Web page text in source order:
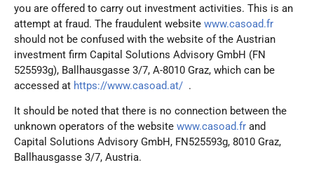
Downloads
General customer information
you are offered to carry out investment activities. This is an
attempt at fraud. The fraudulent website www.casoad.fr
should not be confused with the website of the Austrian
investment firm Capital Solutions Advisory GmbH (FN
525593g), Ballhausgasse 3/7, A-8010 Graz, which can be
accessed at https://www.casoad.at/ .
It should be noted that there is no connection between the
unknown operators of the website www.casoad.fr and
Capital Solutions Advisory GmbH, FN525593g, 8010 Graz,
Ballhausgasse 3/7, Austria.